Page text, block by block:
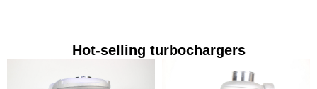
Hot-selling turbochargers